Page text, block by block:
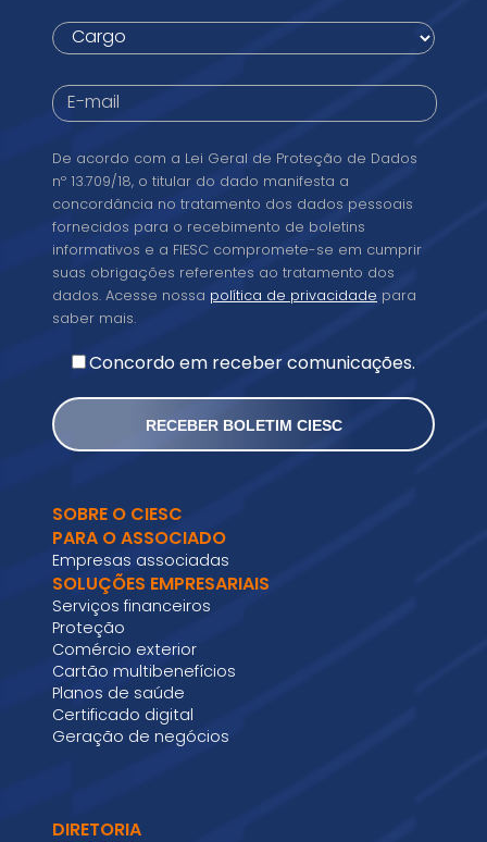
Cargo
E-
mail
*
Conformidade
legal
De acordo com a Lei Geral de Proteção de Dados
nº 13.709/18, o titular do dado manifesta a
concordância no tratamento dos dados pessoais
fornecidos para o recebimento de boletins
informativos e a FIESC compromete-se em cumprir
suas obrigações referentes ao tratamento dos
dados. Acesse nossa política de privacidade para
saber mais.
Concordo em receber comunicações.
SOBRE O CIESC
PARA O ASSOCIADO
Empresas associadas
SOLUÇÕES EMPRESARIAIS
Serviços financeiros
Proteção
Comércio exterior
Cartão multibenefícios
Planos de saúde
Certificado digital
Geração de negócios
DIRETORIA